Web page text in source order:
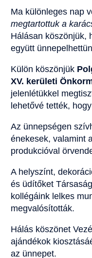
Ma különleges nap
megtartottuk a
Hálásan köszönjük,
együtt
Külön köszönjük
XV. kerületi
jelenlétükkel
lehetővé tették,
Az ünnepségen
énekesek, valamint
produkcióval
A helyszínt,
és üdítőket
kollégáink lelkes
megvalósították.
Hálás köszönet
ajándékok
az ünnepet.